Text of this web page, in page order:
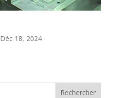
Déc 18, 2024